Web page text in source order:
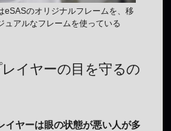
eSASのオリジナルフレームを、移
ュアルなフレームを使っている
イヤーの目を守るの
ヤーは眼の状態が悪い人が多